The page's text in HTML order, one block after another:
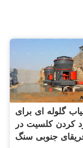
گلوله ای برای
کردن کلسیت در
جنوبی سنگ